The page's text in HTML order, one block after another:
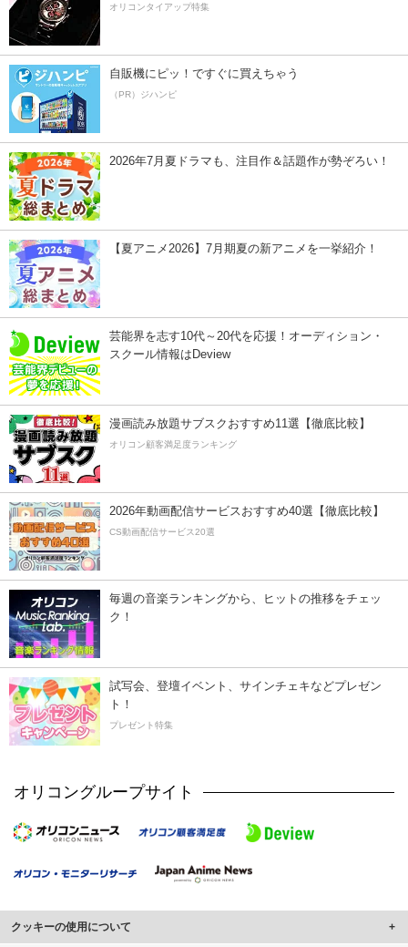
オリコンタイアップ特集
自販機にピッ！ですぐに買えちゃう
（PR）ジハンピ
2026年7月夏ドラマも、注目作＆話題作が勢ぞろい！
【夏アニメ2026】7月期夏の新アニメを一挙紹介！
芸能界を志す10代～20代を応援！オーディション・
スクール情報はDeview
漫画読み放題サブスクおすすめ11選【徹底比較】
オリコン顧客満足度ランキング
2026年動画配信サービスおすすめ40選【徹底比較】
CS動画配信サービス20選
毎週の音楽ランキングから、ヒットの推移をチェッ
ク！
試写会、登壇イベント、サインチェキなどプレゼン
ト！
プレゼント特集
オリコングループサイト
クッキーの使用について